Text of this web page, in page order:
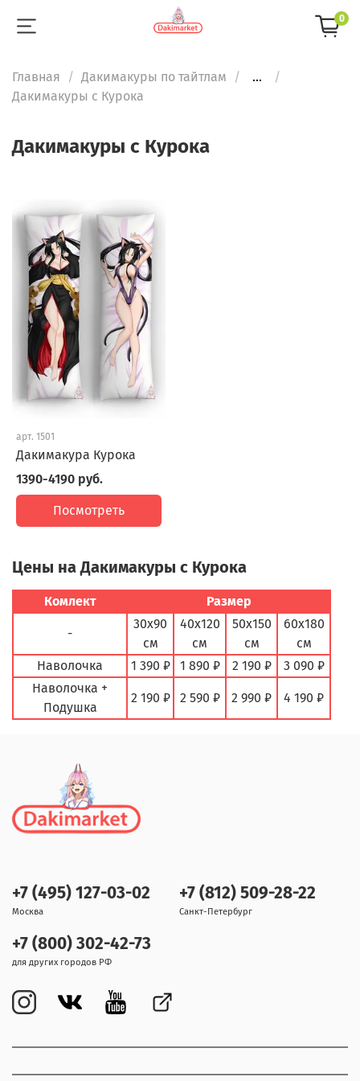
0
Главная Дакимакуры по тайтлам
...
Дакимакуры с Курока
Дакимакуры с Курока
арт. 1501
Дакимакура Курока
1390-4190 руб.
Посмотреть
Цены на Дакимакуры с Курока
Комлект Размер
-
30х90
см
40х120
см
50х150
см
60х180
см
Наволочка
1 390 ₽ 1 890 ₽ 2 190 ₽
3 090 ₽
Наволочка +
Подушка
2 190 ₽ 2 590 ₽ 2 990 ₽ 4 190 ₽
+7 (495) 127-03-02
Москва
+7 (812) 509-28-22
Санкт-Петербург
+7 (800) 302-42-73
для других городов РФ